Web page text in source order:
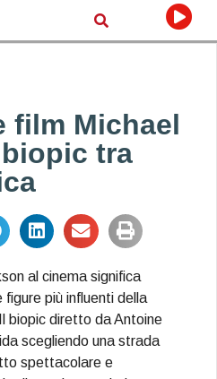
film Michael
tra
al cinema significa
più influenti della
biopic diretto da Antoine
scegliendo una strada
spettacolare e